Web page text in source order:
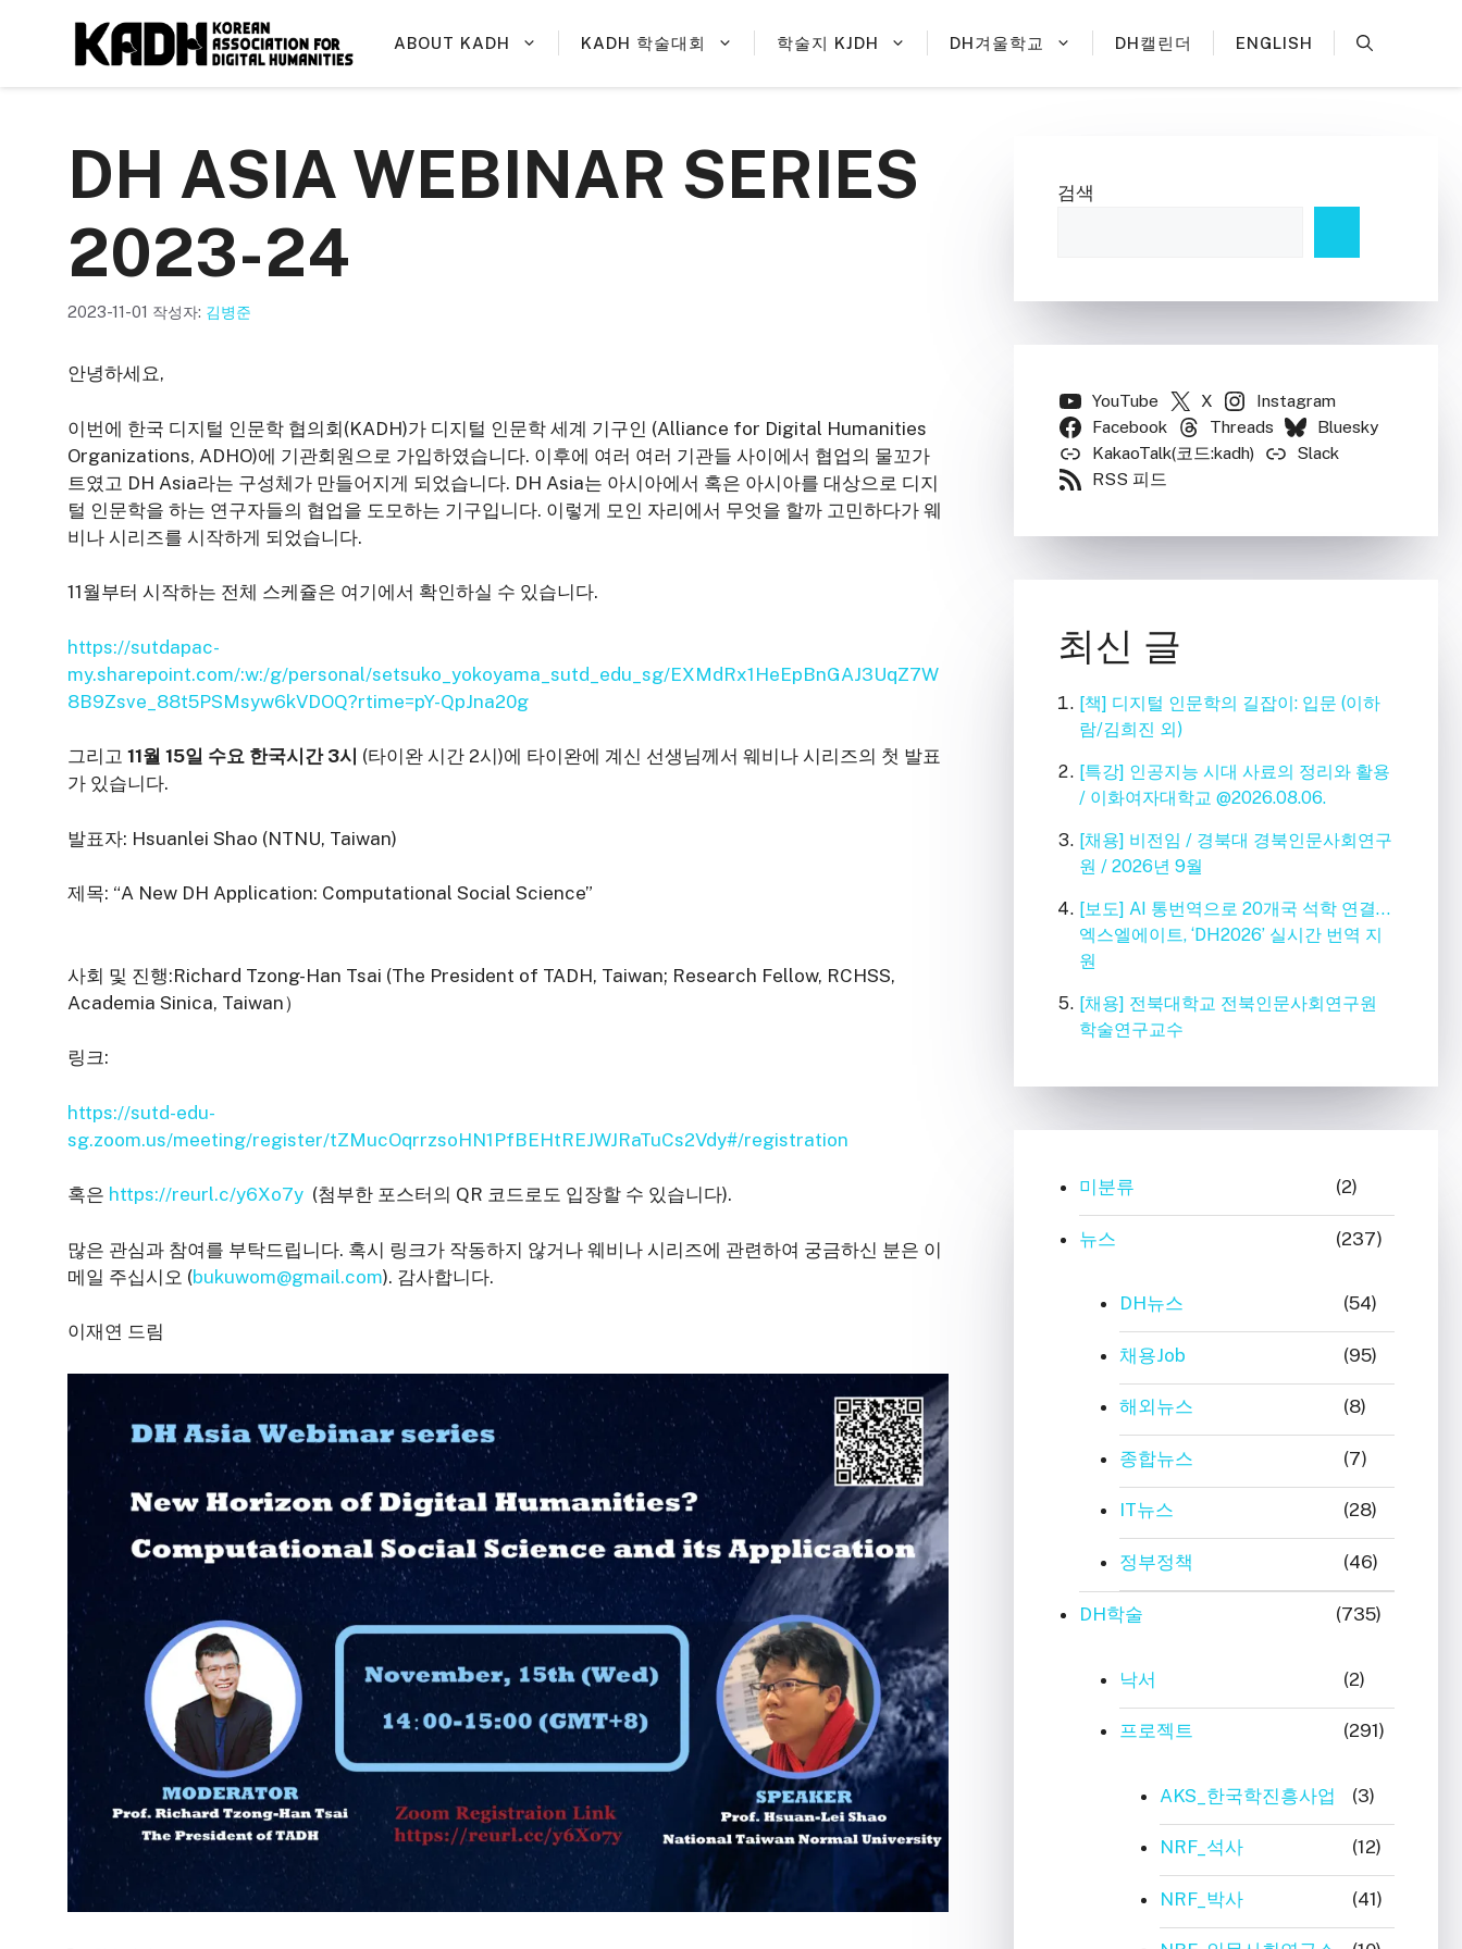
ABOUT KADH KADH 학술대회 학술지 KJDH DH겨울학교 DH캘린더 ENGLISH
DH ASIA WEBINAR SERIES
2023-24
2023-11-01 작성자: 김병준
안녕하세요,
이번에 한국 디지털 인문학 협의회(KADH)가 디지털 인문학 세계 기구인 (Alliance for Digital Humanities
Organizations, ADHO)에 기관회원으로 가입하였습니다. 이후에 여러 여러 기관들 사이에서 협업의 물꼬가
트였고 DH Asia라는 구성체가 만들어지게 되었습니다. DH Asia는 아시아에서 혹은 아시아를 대상으로 디지
털 인문학을 하는 연구자들의 협업을 도모하는 기구입니다. 이렇게 모인 자리에서 무엇을 할까 고민하다가 웨
비나 시리즈를 시작하게 되었습니다.
11월부터 시작하는 전체 스케쥴은 여기에서 확인하실 수 있습니다.
https://sutdapac-
my.sharepoint.com/:w:/g/personal/setsuko_yokoyama_sutd_edu_sg/EXMdRx1HeEpBnGAJ3UqZ7W
8B9Zsve_88t5PSMsyw6kVDOQ?rtime=pY-QpJna20g
그리고 11월 15일 수요 한국시간 3시 (타이완 시간 2시)에 타이완에 계신 선생님께서 웨비나 시리즈의 첫 발표
가 있습니다.
발표자: Hsuanlei Shao (NTNU, Taiwan)
제목: “A New DH Application: Computational Social Science”
사회 및 진행:Richard Tzong-Han Tsai (The President of TADH, Taiwan; Research Fellow, RCHSS,
Academia Sinica, Taiwan）
링크:
https://sutd-edu-
sg.zoom.us/meeting/register/tZMucOqrrzsoHN1PfBEHtREJWJRaTuCs2Vdy#/registration
혹은 https://reurl.c/y6Xo7y (첨부한 포스터의 QR 코드로도 입장할 수 있습니다).
많은 관심과 참여를 부탁드립니다. 혹시 링크가 작동하지 않거나 웨비나 시리즈에 관련하여 궁금하신 분은 이
메일 주십시오 (bukuwom@gmail.com). 감사합니다.
이재연 드림
검색
YouTube X
Instagram
Facebook
Threads
Bluesky
KakaoTalk(코드:kadh)
Slack
RSS 피드
최신 글
[책] 디지털 인문학의 길잡이: 입문 (이하
람/김희진 외)
[특강] 인공지능 시대 사료의 정리와 활용
/ 이화여자대학교 @2026.08.06.
[채용] 비전임 / 경북대 경북인문사회연구
원 / 2026년 9월
[보도] AI 통번역으로 20개국 석학 연결…
엑스엘에이트, ‘DH2026’ 실시간 번역 지
원
[채용] 전북대학교 전북인문사회연구원
학술연구교수
미분류 (2)
뉴스 (237)
DH뉴스 (54)
채용Job (95)
해외뉴스 (8)
종합뉴스 (7)
IT뉴스 (28)
정부정책 (46)
DH학술 (735)
낙서 (2)
프로젝트 (291)
AKS_한국학진흥사업 (3)
NRF_석사 (12)
NRF_박사 (41)